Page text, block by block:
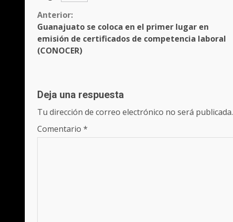
Sigue
leyendo
Anterior:
Guanajuato se coloca en el primer lugar en
emisión de certificados de competencia laboral
(CONOCER)
Deja una respuesta
Tu dirección de correo electrónico no será publicada.
Comentario *